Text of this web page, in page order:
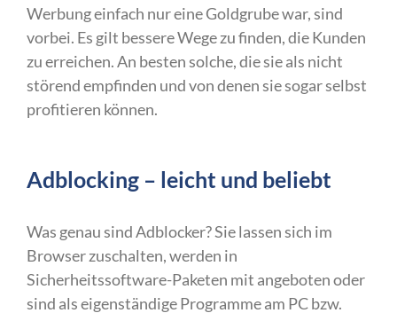
Werbung einfach nur eine Goldgrube war, sind
vorbei. Es gilt bessere Wege zu finden, die Kunden
zu erreichen. An besten solche, die sie als nicht
störend empfinden und von denen sie sogar selbst
profitieren können.
Adblocking – leicht und beliebt
Was genau sind Adblocker? Sie lassen sich im
Browser zuschalten, werden in
Sicherheitssoftware-Paketen mit angeboten oder
sind als eigenständige Programme am PC bzw.